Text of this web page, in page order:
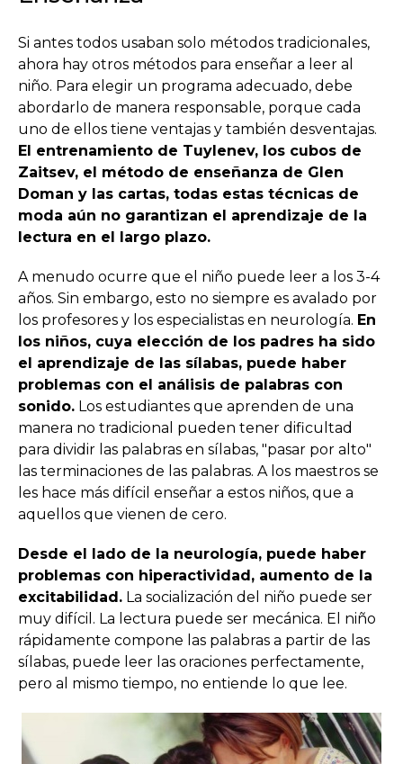
Si antes todos usaban solo métodos tradicionales,
ahora hay otros métodos para enseñar a leer al
niño. Para elegir un programa adecuado, debe
abordarlo de manera responsable, porque cada
uno de ellos tiene ventajas y también desventajas.
El entrenamiento de Tuylenev, los cubos de
Zaitsev, el método de enseñanza de Glen
Doman y las cartas, todas estas técnicas de
moda aún no garantizan el aprendizaje de la
lectura en el largo plazo.
A menudo ocurre que el niño puede leer a los 3-4
años. Sin embargo, esto no siempre es avalado por
los profesores y los especialistas en neurología. En
los niños, cuya elección de los padres ha sido
el aprendizaje de las sílabas, puede haber
problemas con el análisis de palabras con
sonido. Los estudiantes que aprenden de una
manera no tradicional pueden tener dificultad
para dividir las palabras en sílabas, "pasar por alto"
las terminaciones de las palabras. A los maestros se
les hace más difícil enseñar a estos niños, que a
aquellos que vienen de cero.
Desde el lado de la neurología, puede haber
problemas con hiperactividad, aumento de la
excitabilidad. La socialización del niño puede ser
muy difícil. La lectura puede ser mecánica. El niño
rápidamente compone las palabras a partir de las
sílabas, puede leer las oraciones perfectamente,
pero al mismo tiempo, no entiende lo que lee.